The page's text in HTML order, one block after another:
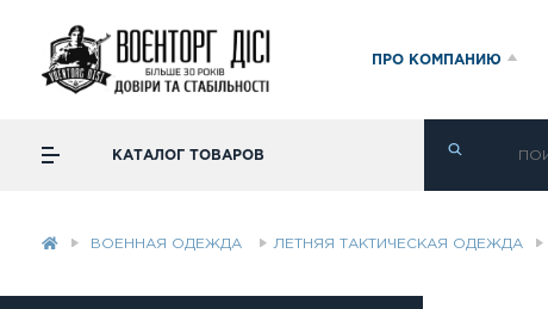
ПРО КОМПАНИЮ
КАТАЛОГ ТОВАРОВ
ВОЕННАЯ ОДЕЖДА ЛЕТНЯЯ ТАКТИЧЕСКАЯ ОДЕЖДА